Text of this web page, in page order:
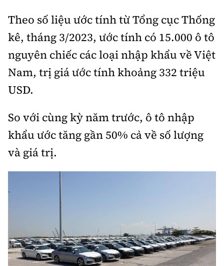
Lái xe an toàn
Bồi thường bảo hiểm
Video
Review xe
Giới thiệu xe
Ảnh
Ô tô
Cơ quan chủ quản: Bộ Xây dựng
Tổng biên tập:
Trưởng ban Ô tô - Xe máy:
Tòa soạn: Số 2 Nguyễn Công Hoan, phường Giảng Võ,
Theo số liệu ước tính từ Tổng cục Thống
kê, tháng 3/2023, ước tính có 15.000 ô tô
nguyên chiếc các loại nhập khẩu về Việt
Nam, trị giá ước tính khoảng 332 triệu
USD.
So với cùng kỳ năm trước, ô tô nhập
khẩu ước tăng gần 50% cả về số lượng
và giá trị.